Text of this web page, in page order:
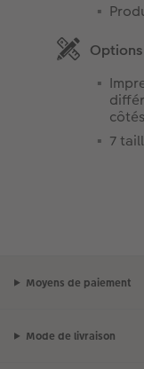
côtés
7
Moyens de paiement
Mode de livraison